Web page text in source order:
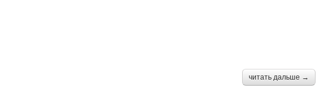
читать дальше →